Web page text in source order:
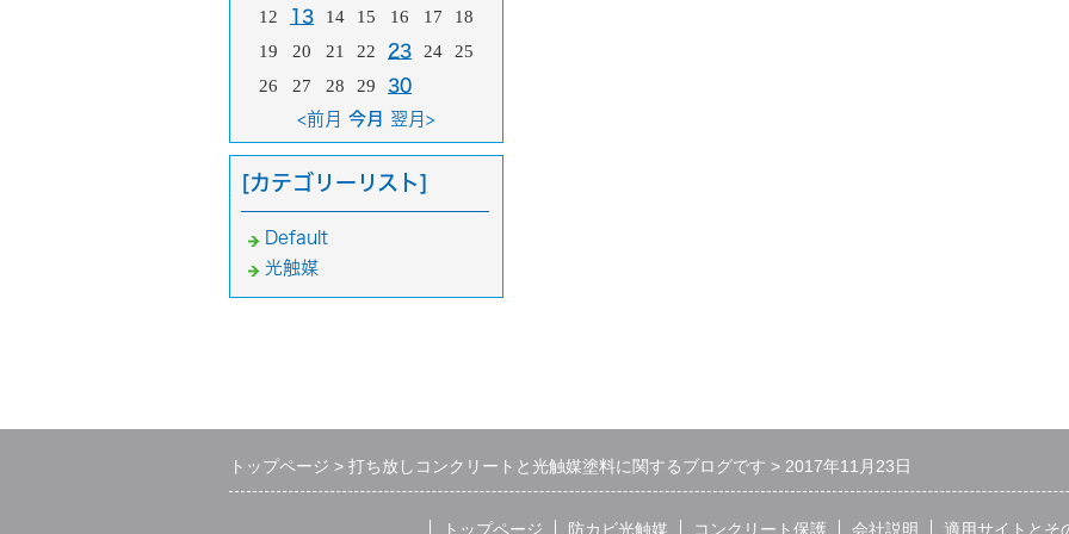
12
13 14 15 16 17
18
19
20 21 22 23 24
25
26
27 28 29
30
<前月 今月 翌月>
[カテゴリーリスト]
Default
光触媒
トップページ 打ち放しコンクリートと光触媒塗料に関するブログです 2017年11月23日
トップページ 防カビ光触媒 コンクリート保護 会社説明 適用サイトとそ